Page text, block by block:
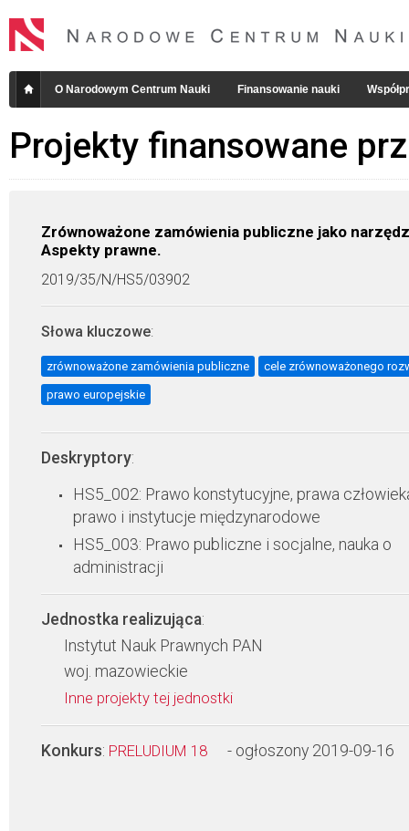
O Narodowym Centrum Nauki Finansowanie nauki
Projekty finansowane
Zrównoważone zamówienia publiczne jako
Aspekty prawne.
2019/35/N/HS5/03902
Słowa kluczowe:
zrównoważone zamówienia publiczne cele zrównoważonego
prawo europejskie
Deskryptory:
HS5_002: Prawo konstytucyjne, prawa
prawo i instytucje międzynarodowe
HS5_003: Prawo publiczne i socjalne, nauka o
administracji
Jednostka realizująca:
Instytut Nauk Prawnych PAN
woj. mazowieckie
Inne projekty tej jednostki
Konkurs: PRELUDIUM 18 - ogłoszony 2019-09-16